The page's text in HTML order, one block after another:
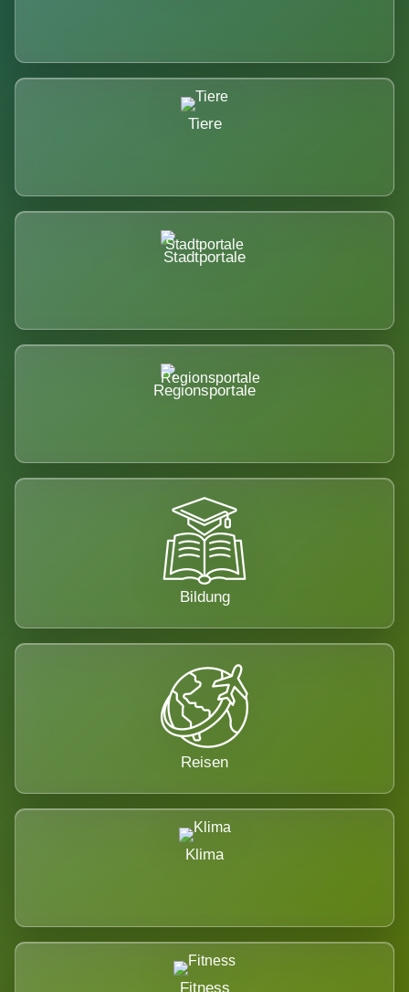
Tiere
Stadtportale
Regionsportale
Bildung
Reisen
Klima
Fitness